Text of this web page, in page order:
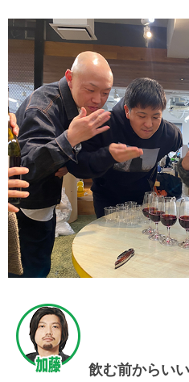
飲む前からい